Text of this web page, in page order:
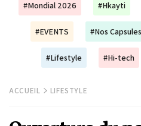
#Mondial 2026 #Hkayti
#EVENTS #Nos
#Lifestyle #Hi-tech
ACCUEIL LIFESTYLE